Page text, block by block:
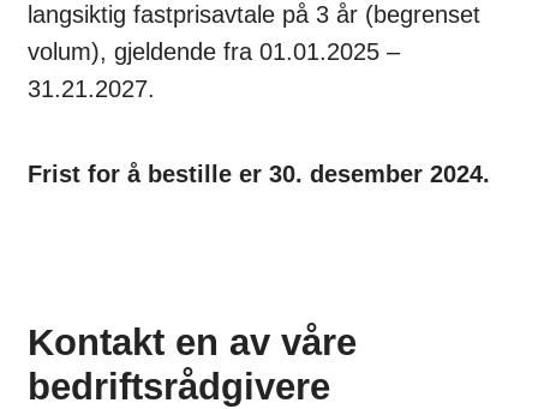
langsiktig fastprisavtale på 3 år (begrenset
volum), gjeldende fra 01.01.2025 –
31.21.2027.
Frist for å bestille er 30. desember 2024.
Kontakt en av våre
bedriftsrådgivere